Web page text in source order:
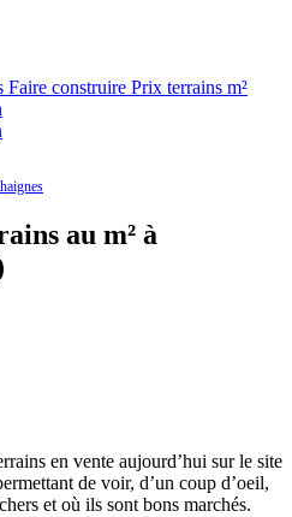
Faire construire Prix terrains m²
au m² à
en vente aujourd’hui sur le site
de voir, d’un coup d’oeil,
et où ils sont bons marchés.